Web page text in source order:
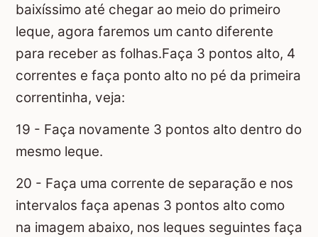
baixíssimo até chegar ao meio do primeiro
leque, agora faremos um canto diferente
para receber as folhas.Faça 3 pontos alto, 4
correntes e faça ponto alto no pé da primeira
correntinha, veja:
19 - Faça novamente 3 pontos alto dentro do
mesmo leque.
20 - Faça uma corrente de separação e nos
intervalos faça apenas 3 pontos alto como
na imagem abaixo, nos leques seguintes faça